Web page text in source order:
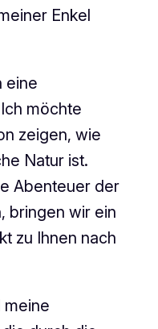
Enkel
eine
möchte
zeigen, wie
Natur ist.
Abenteuer der
bringen wir ein
zu Ihnen nach
meine